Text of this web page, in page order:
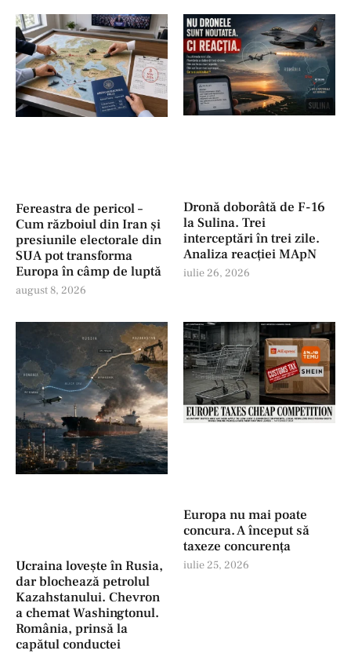
Fereastra de pericol –
Cum războiul din Iran și
presiunile electorale din
SUA pot transforma
Europa în câmp de luptă
august 8, 2026
Dronă doborâtă de F-16
la Sulina. Trei
interceptări în trei zile.
Analiza reacției MApN
iulie 26, 2026
Ucraina lovește în Rusia,
dar blochează petrolul
Kazahstanului. Chevron
a chemat Washingtonul.
România, prinsă la
capătul conductei
Europa nu mai poate
concura. A început să
taxeze concurența
iulie 25, 2026